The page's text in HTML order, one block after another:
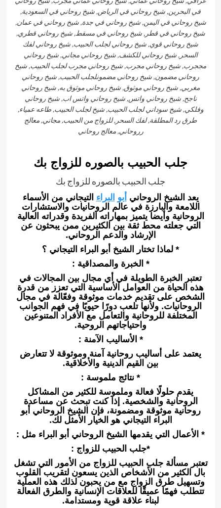
في البحرين, شيخ روحاني في الرياض, شيخ روحاني في السعودية,
شيخ روحاني في اليمن, شيخ روحاني في جدة, شيخ روحاني في عمان,
شيخ روحاني في قطر, شيخ روحاني في مسقط, شيخ روحاني قطري,
شيخ روحاني قوي, شيخ روحاني لجلب الحبيب, شيخ روحاني لفك
السحر, شيخ روحاني للكشف, شيخ روحاني مجاني, شيخ روحاني
مججرب, شيخ روحاني مجرب, شيخ روحاني مجرب لجلب الحبيب, شيخ
روحاني مضمون, شيخ روحاني مضمونلجلب الحبيب, شيخ روحاني
مغربي, شيخ روحاني موثوق, شيخ روحاني موثوق به, شيخ روحاني
ناجح, شيخ روحاني واتس, شيخ روحاني واتس اب, شيخ روحاني
وفلكي, شيخ سوداني لجلب الحبيب, شيخ لجلب الحبيب, طاعه عمياء,
طرق رد المطلقة, لفك السحر, للزواج من الحبيب, مجاني, معالج
رروحاني, معالج روحاني
جلب الحبيب بالصوره للزواج بك
جلب الحبيب بالصوره للزواج بك
يعد الشيخ الروحاني أبو البراء التيجاني من الأسماء
اللامعة والبارزة في عالم الروحانيات والاستشارات
الروحانية وأيضا يتميز بمهاراته الفريدة وقدراته العالية
التي جعلته محط ثقة بين الكثيرين ممن يبحثون عن
الإرشاد والدعم الروحاني.
* لماذا تختار الشيخ أبو البراء التيجاني ؟
* الخبرة والمصداقية :
تعتبر الخبرة الطويلة في أي مجال بين المجالات في
هذه الحياة من العوامل الأساسية التي تعزز من قدرة
الشخص على تقديم خدمات موثوقة وفعّالة في مجال
الروحانيات. ولأنها تلعب دورًا حيويًا في فهم الجوانب
المختلفة للروحانية والتعامل مع الأفراد المتنوعين
واحتياجاتهم الروحية.
* الأساليب الآمنة :
يعتمد على أساليب روحانية آمنة وموثوقة لا تتعارض
بين القيم الدينية والأخلاقية.
* نتائج ملموسة :
يقدم حلولًا فعالة وملموسة للكثير من المشاكل
الروحانية والشخصية. إذا كنت تبحث عن مساعدة
روحانية موثوقة ومضمونة، فإن الشيخ الروحاني أبو
البراء التيجاني هو الخيار الأمثل لك.
* الأعمال التي يقدمها الشيخ الروحاني أبو البراء مثل :
*جلب الحبيب للزواج :
تعتبر مسألة جلب الحبيب للزواج من الأمور التي تشغل
بال الكثير من الأشخاص الذين يسعون لتقريب القلوب
وتسهيل طرق الزواج مع من يحبون لذلك هذه العملية
تتطلب فهمًا عميقًا للعلاقات الإنسانية والطرق الفعالة
لبناء علاقة قوية ومستدامة.